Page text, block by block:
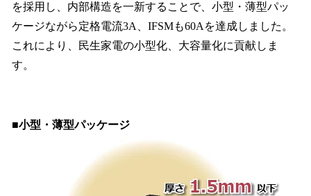
を採用し、内部構造を一新することで、小型・薄型パッ
ケージながら定格電流3A、IFSMも60Aを達成しました。
これにより、民生家電の小型化、大容量化に貢献しま
す。
■小型・薄型パッケージ